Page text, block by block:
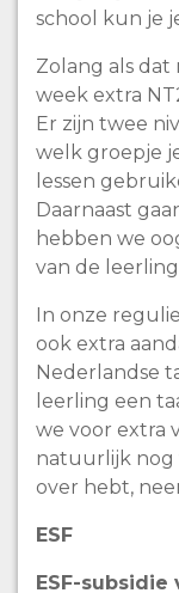
school kun je
Zolang als dat
week extra
Er zijn twee
welk groepje
lessen
Daarnaast
hebben we
van de
In onze
ook extra
Nederlandse
leerling een
we voor extra
natuurlijk nog
over hebt,
ESF
ESF-